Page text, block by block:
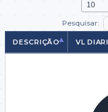
Pesquisar:
DESCRIÇÃO VL
DESCRIÇÃO
VL